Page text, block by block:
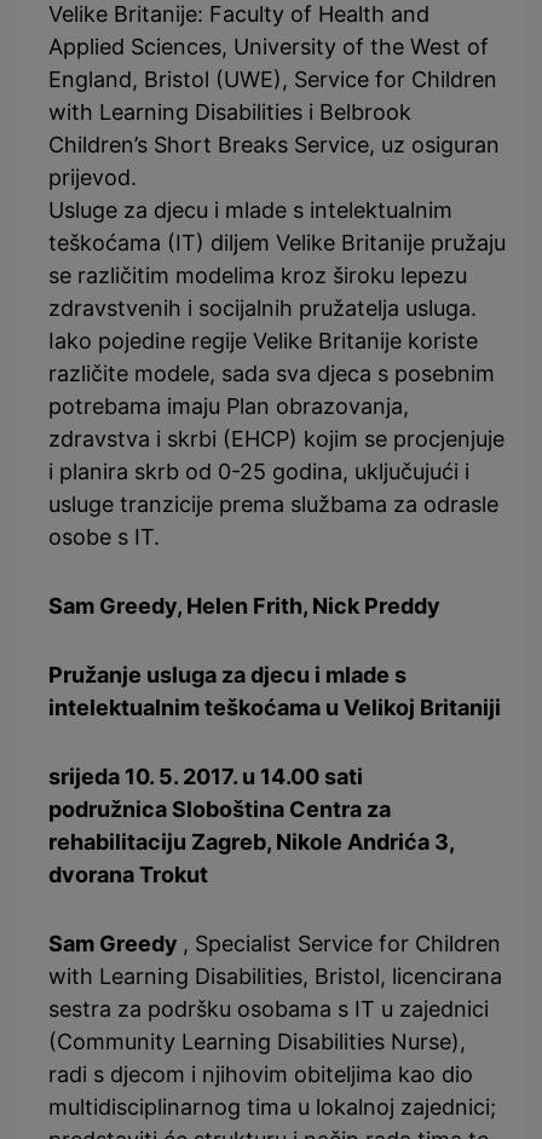
Velike Britanije: Faculty of Health and
Applied Sciences, University of the West of
England, Bristol (UWE), Service for Children
with Learning Disabilities i Belbrook
Children’s Short Breaks Service, uz osiguran
prijevod.
Usluge za djecu i mlade s intelektualnim
teškoćama (IT) diljem Velike Britanije pružaju
se različitim modelima kroz široku lepezu
zdravstvenih i socijalnih pružatelja usluga.
Iako pojedine regije Velike Britanije koriste
različite modele, sada sva djeca s posebnim
potrebama imaju Plan obrazovanja,
zdravstva i skrbi (EHCP) kojim se procjenjuje
i planira skrb od 0-25 godina, uključujući i
usluge tranzicije prema službama za odrasle
osobe s IT.
Sam Greedy, Helen Frith, Nick Preddy
Pružanje usluga za djecu i mlade s
intelektualnim teškoćama u Velikoj Britaniji
srijeda 10. 5. 2017. u 14.00 sati
podružnica Sloboština Centra za
rehabilitaciju Zagreb, Nikole Andrića 3,
dvorana Trokut
Sam Greedy , Specialist Service for Children
with Learning Disabilities, Bristol, licencirana
sestra za podršku osobama s IT u zajednici
(Community Learning Disabilities Nurse),
radi s djecom i njihovim obiteljima kao dio
multidisciplinarnog tima u lokalnoj zajednici;